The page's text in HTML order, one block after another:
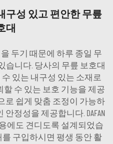
구성 있고 편안한 무릎
대
을 두기 때문에 하루 종일 무
습니다. 당사의 무릎 보호대
있는 내구성 있는 소재로
수 있는 보호 기능을 제공
로 쉽게 맞춤 조정이 가능하
정성을 제공합니다. DAFAN
에도 견디도록 설계되었습
를 구입하시면 평생 동안 활